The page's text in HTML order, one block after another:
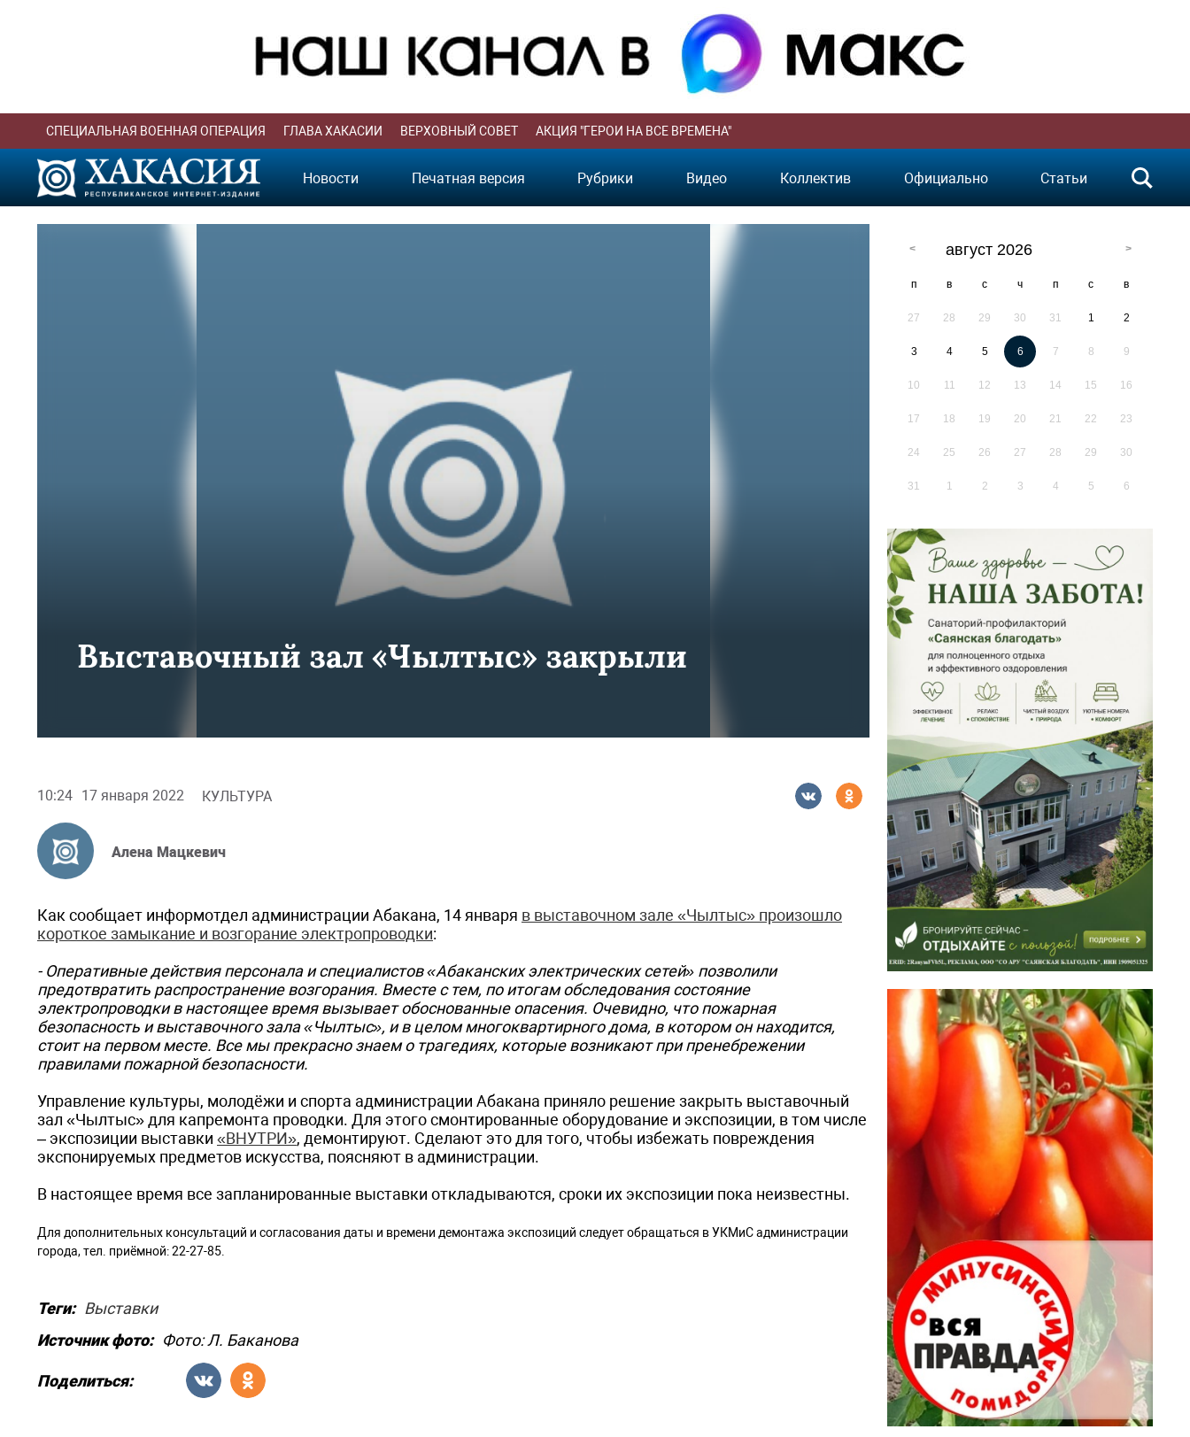
СПЕЦИАЛЬНАЯ ВОЕННАЯ ОПЕРАЦИЯ ГЛАВА ХАКАСИИ ВЕРХОВНЫЙ СОВЕТ АКЦИЯ "ГЕРОИ НА ВСЕ ВРЕМЕНА"
Новости Печатная версия Рубрики Видео Коллектив Официально Статьи
Выставочный зал «Чылтыс» закрыли
10:24 17 января 2022 КУЛЬТУРА
Алена Мацкевич
Как сообщает информотдел администрации Абакана, 14 января в выставочном зале «Чылтыс» произошло
короткое замыкание и возгорание электропроводки:
- Оперативные действия персонала и специалистов «Абаканских электрических сетей» позволили
предотвратить распространение возгорания. Вместе с тем, по итогам обследования состояние
электропроводки в настоящее время вызывает обоснованные опасения. Очевидно, что пожарная
безопасность и выставочного зала «Чылтыс», и в целом многоквартирного дома, в котором он находится,
стоит на первом месте. Все мы прекрасно знаем о трагедиях, которые возникают при пренебрежении
правилами пожарной безопасности.
Управление культуры, молодёжи и спорта администрации Абакана приняло решение закрыть выставочный
зал «Чылтыс» для капремонта проводки. Для этого смонтированные оборудование и экспозиции, в том числе
– экспозиции выставки «ВНУТРИ», демонтируют. Сделают это для того, чтобы избежать повреждения
экспонируемых предметов искусства, поясняют в администрации.
В настоящее время все запланированные выставки откладываются, сроки их экспозиции пока неизвестны.
Для дополнительных консультаций и согласования даты и времени демонтажа экспозиций следует обращаться в УКМиС администрации
города, тел. приёмной: 22-27-85.
Теги: Выставки
Источник фото: Фото: Л. Баканова
Поделиться:
август 2026
п в с ч п с в
27 28 29 30 31 1 2
3 4 5 6 7 8 9
10 11 12 13 14 15 16
17 18 19 20 21 22 23
24 25 26 27 28 29 30
31 1 2 3 4 5 6